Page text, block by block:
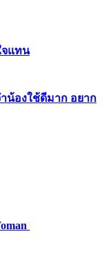
จแทน
าน้องใช้ดีมาก อยาก